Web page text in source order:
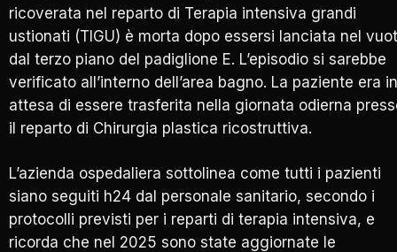
ricoverata nel reparto di Terapia intensiva grandi
ustionati (TIGU) è morta dopo essersi lanciata nel
dal terzo piano del padiglione E. L’episodio si sarebbe
verificato all’interno dell’area bagno. La paziente era in
attesa di essere trasferita nella giornata odierna
il reparto di Chirurgia plastica ricostruttiva.
L’azienda ospedaliera sottolinea come tutti i pazienti
siano seguiti h24 dal personale sanitario, secondo i
protocolli previsti per i reparti di terapia intensiva, e
ricorda che nel 2025 sono state aggiornate le